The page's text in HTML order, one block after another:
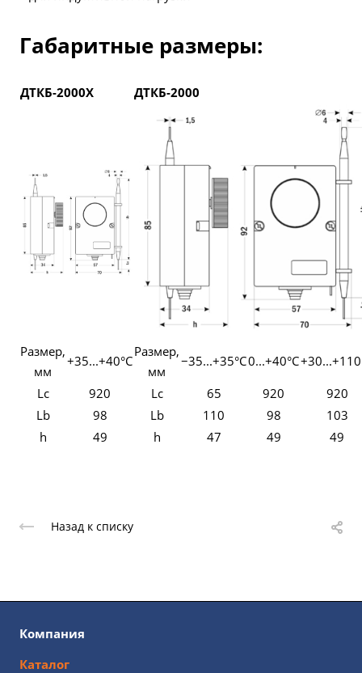
Габаритные размеры:
ДТКБ-2000Х ДТКБ-2000
Размер,
мм
+35...+40°С
Размер,
мм
−35...+35°С0...+40°С
Lc
920 Lc 65 920
920
Lb
98 Lb 110 98
103
h
49 h 47 49 49
Назад к списку
Компания
Каталог